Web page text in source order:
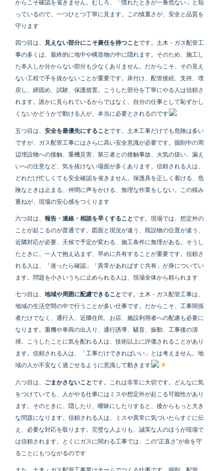
からこそ確認を省きません。むしろ、「慣れたときが一番危ない」と知
っているので、一つひとつ丁寧に見ます。この慎重さが、安全と品質を
守ります
四つ目は、 見えない部分にこそ責任を持つことです。土木・ガス配管工
事の多くは、最終的に地中や構造物の中に隠れます。そのため、施工し
た本人しか分からない部分も少なくありません。だからこそ、その見え
ない工程で手を抜かないことが重要です。床付け、配管接続、支持、埋
戻し、締固め、試験、保護措置。こうした部分を丁寧にやる人は信頼さ
れます。誰かに見られているからではなく、自分の仕事として恥ずかし
くないかどうかで動ける人が、本当に必要とされるのです
五つ目は、安全を最優先にすることです。土木工事だけでも危険は多い
ですが、ガス配管工事にはさらに高い安全意識が必要です。掘削中の周
辺埋設物への接触、重機災害、第三者との接触事故、火気の扱い、漏え
いへの注意など、気を抜けない場面が多くあります。信頼される人は、
どれだけ忙しくても安全確認を省きません。保護具を正しく着ける、危
険なときは止まる、仲間に声をかける、無理な作業をしない。この積み
重ねが、現場の安心感をつくります
六つ目は、報告・連絡・相談を早くすることです。現場では、想定外の
ことが起こるのが普通です。図面と現況が違う、既設物の位置が違う、
近隣対応が必要、天候で予定が変わる、施工条件に無理がある。そうし
たときに、一人で抱え込まず、早めに共有することが重要です。信頼さ
れる人は、「迷ったら確認」「異常があればすぐ共有」が身についてい
ます。問題を小さいうちに止められる人は、現場全体から頼られます
七つ目は、地域や周囲に配慮できることです。土木・ガス配管工事は、
地域の生活空間の中で行うことが多い仕事です。だからこそ、工事関係
者だけでなく、通行人、近隣住民、お店、施設利用者への配慮も必要に
なります。重機や車両の出入り、通行誘導、騒音、振動、工事後の清
掃。こうしたことに気を配れる人は、技術以上に評価されることがあり
ます。信頼される人は、「工事だけできればいい」とは考えません。地
域の人が不安なく過ごせるように意識して動きます
八つ目は、 ごまかさないことです。これは非常に大切です。どんなに気
をつけていても、人がやる仕事にはミスや想定外が起こる可能性があり
ます。そのときに、隠したり、曖昧にしたりすると、後からもっと大き
な問題になります。信頼される人は、ミスや異常に気づいたらすぐに伝
え、必要な対応を取ります。完璧な人よりも、誠実な人のほうが現場で
は信頼されます。とくにガスに関わる工事では、この“正直さ”が命を守
ることにもつながるのです